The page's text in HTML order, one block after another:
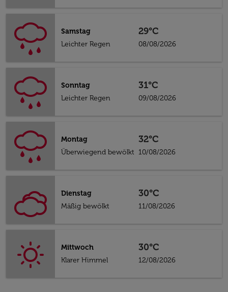
Samstag
Leichter Regen
29°C
08/08/2026
Sonntag
Leichter Regen
31°C
09/08/2026
Montag
Überwiegend bewölkt
32°C
10/08/2026
Dienstag
Mäßig bewölkt
30°C
11/08/2026
Mittwoch
Klarer Himmel
30°C
12/08/2026